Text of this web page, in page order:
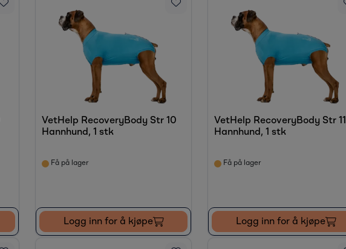
VetHelp RecoveryBody Str 10
Hannhund, 1 stk
Få på lager
Logg inn for å kjøpe
VetHelp RecoveryBody Str 11
Hannhund, 1 stk
Få på lager
Logg inn for å kjøpe